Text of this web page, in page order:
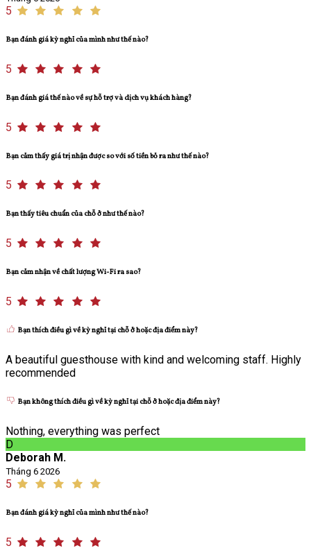
5
Bạn đánh giá kỳ nghỉ của mình như thế nào?
5
Bạn đánh giá thế nào về sự hỗ trợ và dịch vụ khách hàng?
5
Bạn cảm thấy giá trị nhận được so với số tiền bỏ ra như thế nào?
5
Bạn thấy tiêu chuẩn của chỗ ở như thế nào?
5
Bạn cảm nhận về chất lượng Wi-Fi ra sao?
5
Bạn thích điều gì về kỳ nghỉ tại chỗ ở hoặc địa điểm này?
A beautiful guesthouse with kind and welcoming staff. Highly
recommended
Bạn không thích điều gì về kỳ nghỉ tại chỗ ở hoặc địa điểm này?
Nothing, everything was perfect
D
Deborah M.
Tháng 6 2026
5
Bạn đánh giá kỳ nghỉ của mình như thế nào?
5